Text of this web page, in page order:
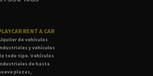
RENT A CAR
de vehículos
y vehículos
todo tipo. Vehículos
de hasta
plazas,